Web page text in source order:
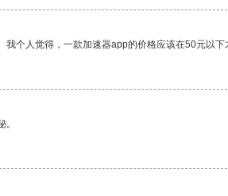
个人觉得，一款加速器app的价格应该在50元以下